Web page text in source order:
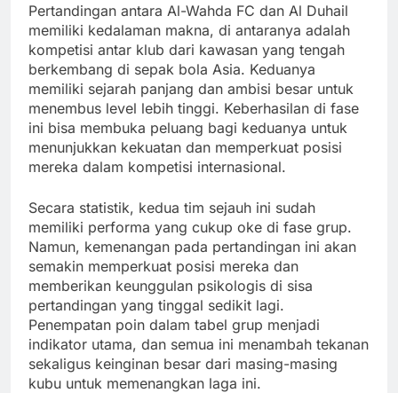
Pertandingan antara Al-Wahda FC dan Al Duhail
memiliki kedalaman makna, di antaranya adalah
kompetisi antar klub dari kawasan yang tengah
berkembang di sepak bola Asia. Keduanya
memiliki sejarah panjang dan ambisi besar untuk
menembus level lebih tinggi. Keberhasilan di fase
ini bisa membuka peluang bagi keduanya untuk
menunjukkan kekuatan dan memperkuat posisi
mereka dalam kompetisi internasional.
Secara statistik, kedua tim sejauh ini sudah
memiliki performa yang cukup oke di fase grup.
Namun, kemenangan pada pertandingan ini akan
semakin memperkuat posisi mereka dan
memberikan keunggulan psikologis di sisa
pertandingan yang tinggal sedikit lagi.
Penempatan poin dalam tabel grup menjadi
indikator utama, dan semua ini menambah tekanan
sekaligus keinginan besar dari masing-masing
kubu untuk memenangkan laga ini.